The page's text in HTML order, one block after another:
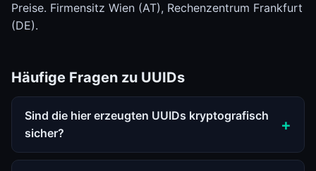
Preise. Firmensitz Wien (AT), Rechenzentrum Frankfurt
(DE).
Häufige Fragen zu UUIDs
Sind die hier erzeugten UUIDs kryptografisch
sicher?